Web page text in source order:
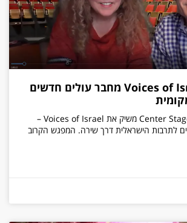
פרויקט Voices of Israel מחבר עולים חדשים
תיאטרון Center Stage Israel משיק את Voices of Israel –
לתרבות הישראלית דרך שירה. המפגש הקרוב